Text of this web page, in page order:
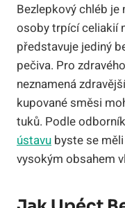
Bezlepkový chléb
osoby trpící celiakií
představuje jediný
pečiva. Pro
neznamená
kupované směsi
tuků. Podle
ústavu byste se
vysokým obsahem